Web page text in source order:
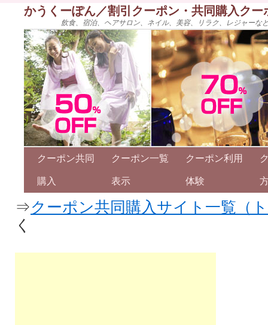
かうくーぽん／割引クーポン・共同購入ク
飲食、宿泊、ヘアサロン、ネイル、美容、リラク、レジャー
クーポン共同
購入
クーポン一覧
表示
クーポン利用
体験
⇒クーポン共同購入サイト一覧（
く